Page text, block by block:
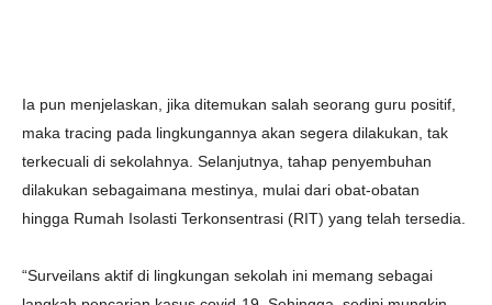
Ia pun menjelaskan, jika ditemukan salah seorang guru positif,
maka tracing pada lingkungannya akan segera dilakukan, tak
terkecuali di sekolahnya. Selanjutnya, tahap penyembuhan
dilakukan sebagaimana mestinya, mulai dari obat-obatan
hingga Rumah Isolasti Terkonsentrasi (RIT) yang telah tersedia.
“Surveilans aktif di lingkungan sekolah ini memang sebagai